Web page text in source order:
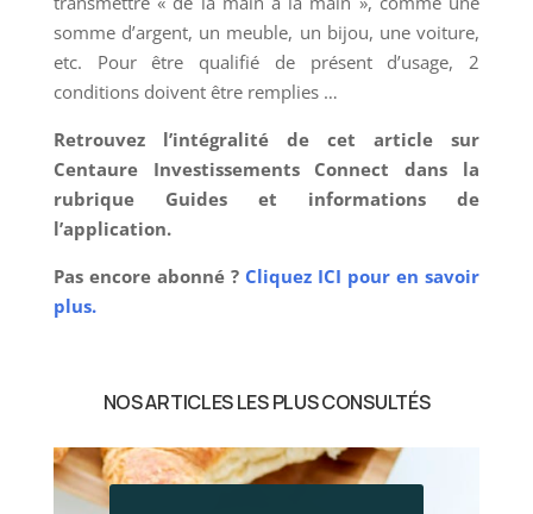
somme d’argent, un meuble, un bijou, une voiture,
etc. Pour être qualifié de présent d’usage, 2
conditions doivent être remplies …
Retrouvez l’intégralité de cet article sur
Centaure Investissements Connect dans la
rubrique Guides et informations de
l’application.
Pas encore abonné ? Cliquez ICI pour en savoir
plus.
NOS ARTICLES LES PLUS CONSULTÉS